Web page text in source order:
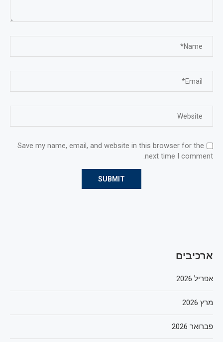
Save my name, email, and website in this browser for the
next time I comment.
ארכיבים
אפריל 2026
מרץ 2026
פברואר 2026